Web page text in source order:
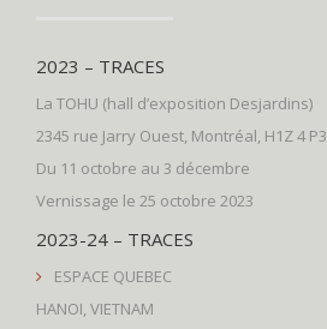
2023 – TRACES
La TOHU (hall d’exposition Desjardins)
2345 rue Jarry Ouest, Montréal, H1Z 4 P3
Du 11 octobre au 3 décembre
Vernissage le 25 octobre 2023
2023-24 – TRACES
ESPACE QUEBEC
HANOI, VIETNAM